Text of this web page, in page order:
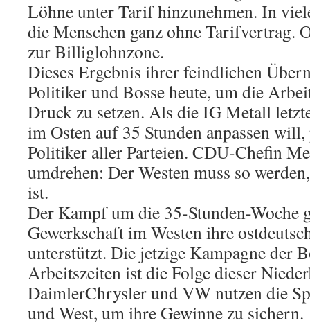
Löhne unter Tarif hinzunehmen. In
die Menschen ganz ohne Tarifvertrag.
zur Billiglohnzone.
Dieses Ergebnis ihrer feindlichen
Politiker und Bosse heute, um die
Druck zu setzen. Als die IG Metall
im Osten auf 35 Stunden anpassen
Politiker aller Parteien. CDU-Chefin
umdrehen: Der Westen muss so
ist.
Der Kampf um die 35-Stunden-Woche
Gewerkschaft im Westen ihre
unterstützt. Die jetzige Kampagne der
Arbeitszeiten ist die Folge dieser
DaimlerChrysler und VW nutzen die
und West, um ihre Gewinne zu sichern.